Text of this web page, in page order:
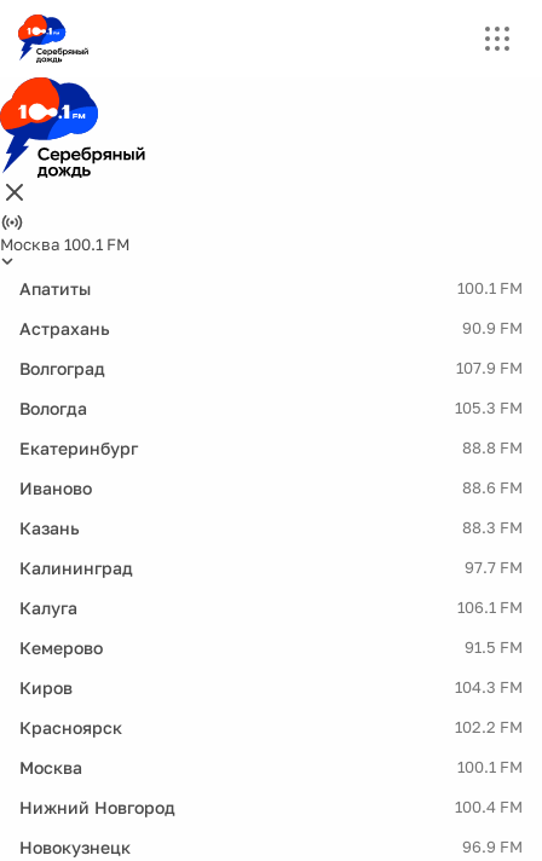
Москва 100.1 FM
Апатиты 100.1 FM
Астрахань 90.9 FM
Волгоград 107.9 FM
Вологда 105.3 FM
Екатеринбург 88.8 FM
Иваново 88.6 FM
Казань 88.3 FM
Калининград 97.7 FM
Калуга 106.1 FM
Кемерово 91.5 FM
Киров 104.3 FM
Красноярск 102.2 FM
Москва 100.1 FM
Нижний Новгород 100.4 FM
Новокузнецк 96.9 FM